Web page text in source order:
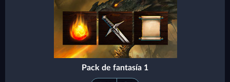
Pack de fantasía 1